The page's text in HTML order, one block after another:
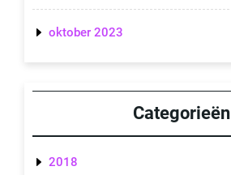
oktober 2023
Categorieën
2018